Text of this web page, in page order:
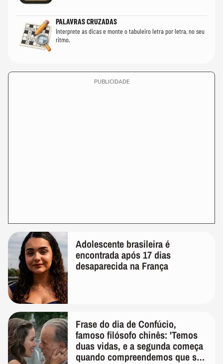
PALAVRAS CRUZADAS
Interprete as dicas e monte o tabuleiro letra por letra, no seu
ritmo.
PUBLICIDADE
Adolescente brasileira é
encontrada após 17 dias
desaparecida na França
Frase do dia de Confúcio,
famoso filósofo chinês: 'Temos
duas vidas, e a segunda começa
quando compreendemos que só